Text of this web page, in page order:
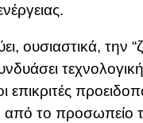
ουσιαστικά, την
επικριτές
το προσωπείο